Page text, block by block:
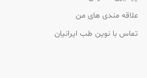
علاقه مندی های من
تماس با نوین طب ایرانیان